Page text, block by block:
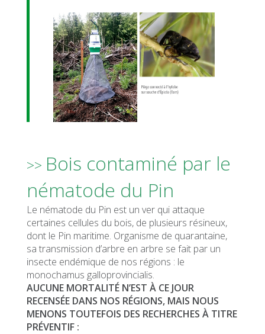
>> Bois contaminé par le
nématode du Pin
Le nématode du Pin est un ver qui attaque
certaines cellules du bois, de plusieurs résineux,
dont le Pin maritime. Organisme de quarantaine,
sa transmission d’arbre en arbre se fait par un
insecte endémique de nos régions : le
monochamus galloprovincialis.
AUCUNE MORTALITÉ N’EST À CE JOUR
RECENSÉE DANS NOS RÉGIONS, MAIS NOUS
MENONS TOUTEFOIS DES RECHERCHES À TITRE
PRÉVENTIF :